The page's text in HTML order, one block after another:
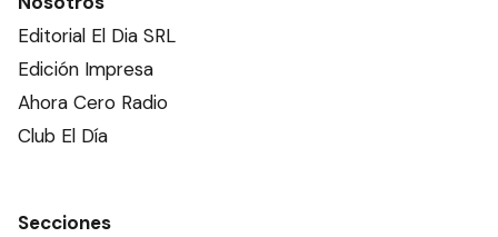
Editorial El Dia SRL
Edición Impresa
Ahora Cero Radio
Club El Día
Secciones